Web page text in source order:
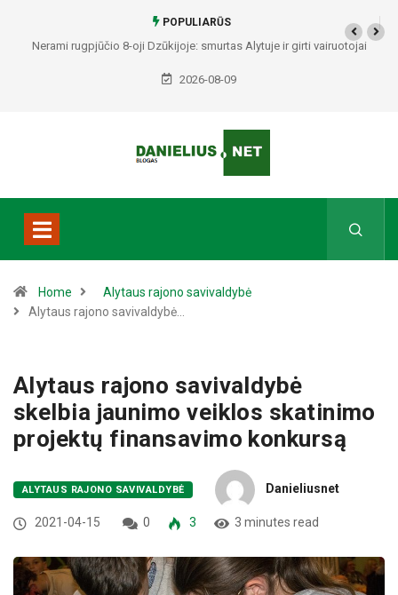
POPULIARŪS
Nerami rugpjūčio 8-oji Dzūkijoje: smurtas Alytuje ir girti vairuotojai
Druskininkuose bei Varėnos rajone
2026-08-09
Home
Alytaus rajono savivaldybė
Alytaus rajono savivaldybė…
Alytaus rajono savivaldybė
skelbia jaunimo veiklos skatinimo
projektų finansavimo konkursą
ALYTAUS RAJONO SAVIVALDYBĖ Danieliusnet
2021-04-15 0 3 3 minutes read